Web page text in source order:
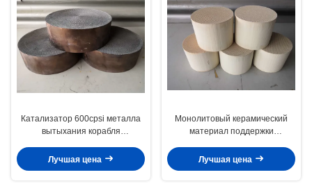
Катализатор 600cpsi металла
вытыхания корабля
Лучшая цена
Монолитовый керамический
материал поддержки
Лучшая цена